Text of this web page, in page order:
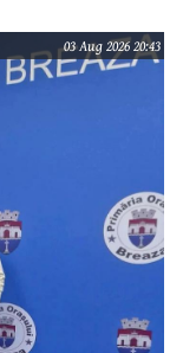
aşează aici, în
din lemn
03 Aug 2026 20:43